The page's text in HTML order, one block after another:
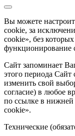
Вы можете
cookie, за
cookie», без
функционирование
Сайт запоминает
этого периода Сайт
изменить свой
согласие) в любое
по ссылке в нижней
cookie».
Технические